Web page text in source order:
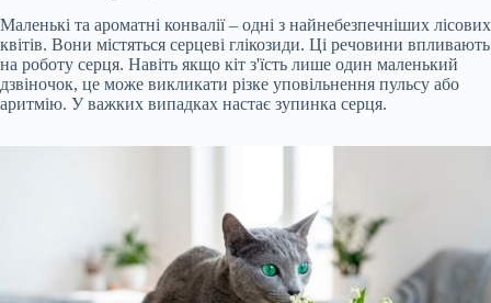
Маленькі та ароматні конвалії – одні з найнебезпечніших лісових
квітів. Вони містяться серцеві глікозиди. Ці речовини впливають
на роботу серця. Навіть якщо кіт з'їсть лише один маленький
дзвіночок, це може викликати різке уповільнення пульсу або
аритмію. У важких випадках настає зупинка серця.